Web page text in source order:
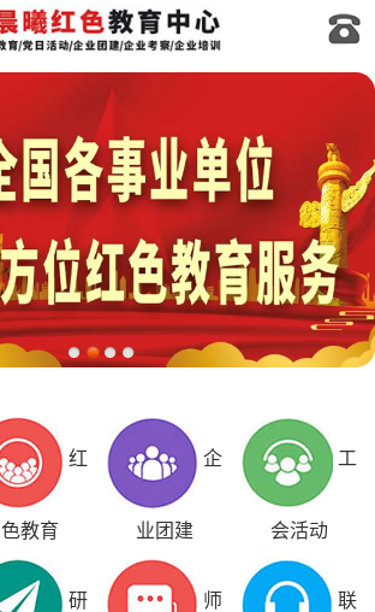
红
色教育
企
业团建
工
会活动
研 师 联